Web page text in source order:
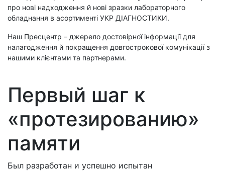
про нові надходження й нові зразки лабораторного
обладнання в асортименті УКР ДІАГНОСТИКИ.
Наш Пресцентр – джерело достовірної інформації для
налагодження й покращення довгострокової комунікації з
нашими клієнтами та партнерами.
Первый шаг к
«протезированию»
памяти
Был разработан и успешно испытан